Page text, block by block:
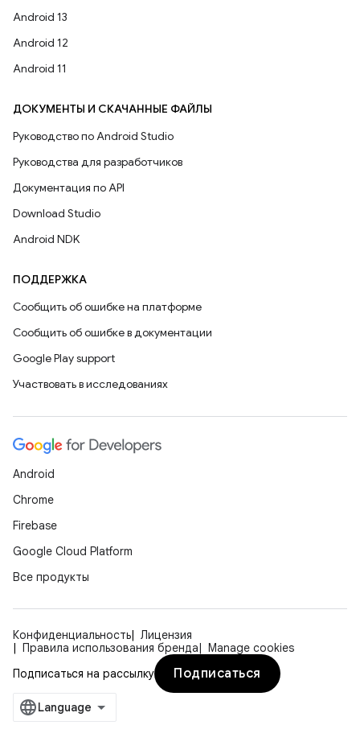
Android 13
Android 12
Android 11
ДОКУМЕНТЫ И СКАЧАННЫЕ ФАЙЛЫ
Руководство по Android Studio
Руководства для разработчиков
Документация по API
Download Studio
Android NDK
ПОДДЕРЖКА
Сообщить об ошибке на платформе
Сообщить об ошибке в документации
Google Play support
Участвовать в исследованиях
Android
Chrome
Firebase
Google Cloud Platform
Все продукты
Конфиденциальность
Лицензия
Правила использования бренда
Manage cookies
Подписаться на рассылку
Подписаться